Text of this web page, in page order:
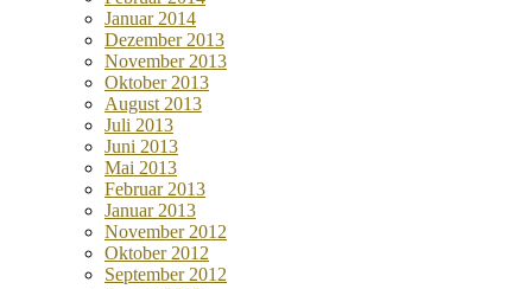
Januar 2014
Dezember 2013
November 2013
Oktober 2013
August 2013
Juli 2013
Juni 2013
Mai 2013
Februar 2013
Januar 2013
November 2012
Oktober 2012
September 2012